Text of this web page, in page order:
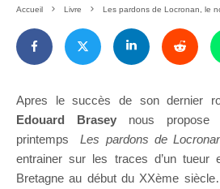
Accueil Livre Les pardons de Locronan, le
Apres le succès de son dernier
Edouard Brasey nous
printempsLes pardons de
entrainer sur les traces d’un tueur
Bretagne au début du XXème